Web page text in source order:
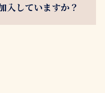
入していますか？